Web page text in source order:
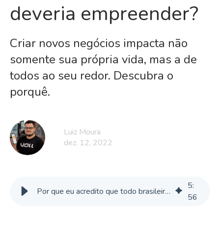
deveria empreender?
Criar novos negócios impacta não
somente sua própria vida, mas a de
todos ao seu redor. Descubra o
porquê.
Luiz Moura
dez. 12, 2022
Por que eu acredito que todo brasileiro deveria empreender?
5:
56